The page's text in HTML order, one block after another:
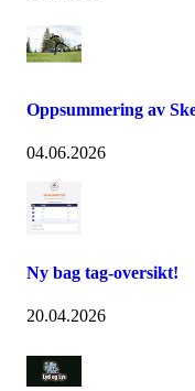
Oppsummering av
04.06.2026
Ny bag tag-oversikt!
20.04.2026